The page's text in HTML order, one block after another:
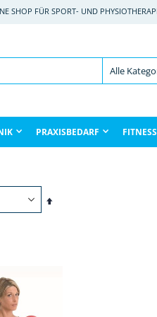
SHOP FÜR SPORT- UND
PRAXISBEDARF FITNESS
In